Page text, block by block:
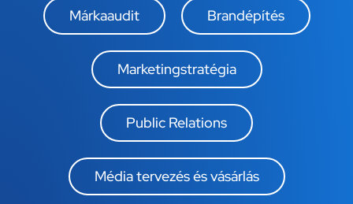
Márkaaudit Brandépítés
Marketingstratégia​
Public Relations​
Média tervezés és vásárlás​